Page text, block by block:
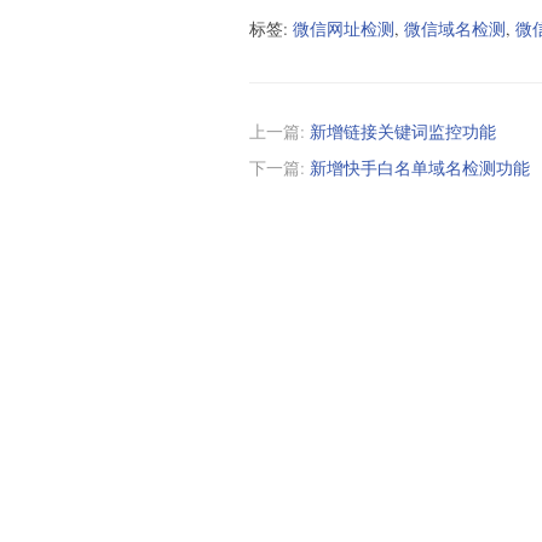
标签: 微信网址检测, 微信域名检测, 微
上一篇: 新增链接关键词监控功能
下一篇: 新增快手白名单域名检测功能